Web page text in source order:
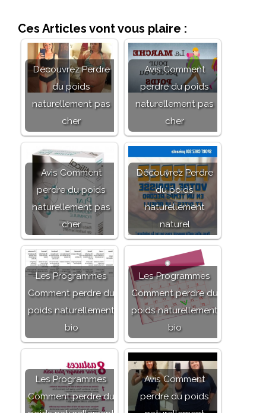
Ces Articles vont vous plaire :
Découvrez Perdre
du poids
naturellement pas
cher
Avis Comment
perdre du poids
naturellement pas
cher
Avis Comment
perdre du poids
naturellement pas
cher
Découvrez Perdre
du poids
naturellement
naturel
Les Programmes
Comment perdre du
poids naturellement
bio
Les Programmes
Comment perdre du
poids naturellement
bio
Les Programmes
Comment perdre du
Avis Comment
perdre du poids